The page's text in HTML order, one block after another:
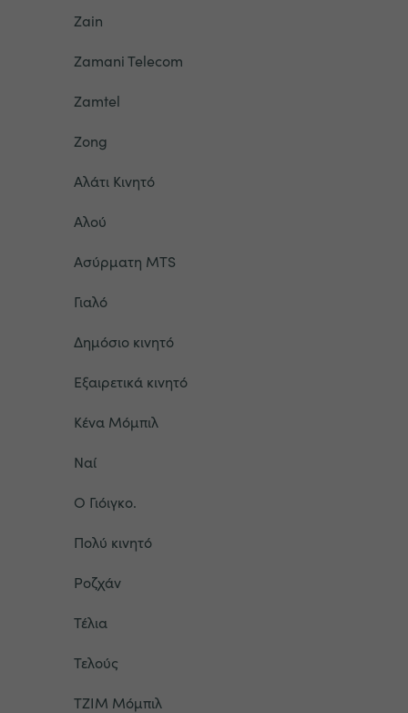
Zain
Zamani Telecom
Zamtel
Zong
Αλάτι Κινητό
Αλού
Ασύρματη MTS
Γιαλό
Δημόσιο κινητό
Εξαιρετικά κινητό
Κένα Μόμπιλ
Ναί
Ο Γιόιγκο.
Πολύ κινητό
Ροζχάν
Τέλια
Τελούς
ΤΖΙΜ Μόμπιλ